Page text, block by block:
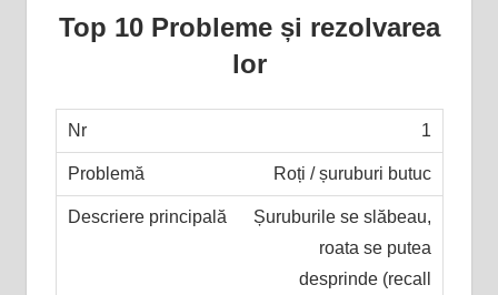
Top 10 Probleme și rezolvarea
lor
1
Roți / șuruburi butuc
Șuruburile se slăbeau,
roata se putea
desprinde (recall